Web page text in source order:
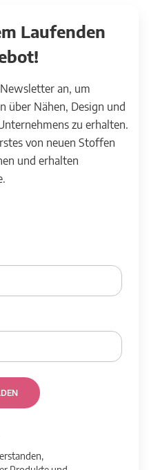
Laufenden
an, um
über Nähen, Design und
zu erhalten.
von neuen Stoffen
und erhalten